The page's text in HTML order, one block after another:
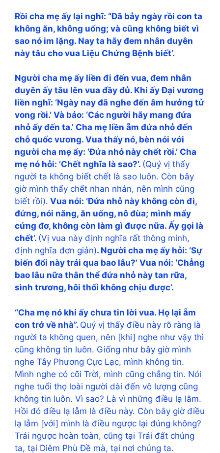
Rồi cha mẹ ấy lại nghĩ: “Đã bảy ngày rồi con ta
không ăn, không uống; và cũng không biết vì
sao nó im lặng. Nay ta hãy đem nhân duyên
này tâu cho vua Liệu Chứng Bệnh biết’.
Người cha mẹ ấy liền đi đến vua, đem nhân
duyên ấy tâu lên vua đầy đủ. Khi ấy Đại vương
liền nghĩ: ‘Ngày nay đã nghe đến âm hưởng tử
vong rồi.’ Và bảo: ‘Các người hãy mang đứa
nhỏ ấy đến ta.’ Cha mẹ liền ẵm đứa nhỏ đến
chỗ quốc vương. Vua thấy nó, bèn nói với
người cha mẹ ấy: ‘Đứa nhỏ này chết rồi.’ Cha
mẹ nó hỏi: ‘Chết nghĩa là sao?’. (Quý vị thấy
người ta không biết chết là sao luôn. Còn bây
giờ mình thấy chết nhan nhản, nên mình cũng
biết rồi). Vua nói: ‘Đứa nhỏ này không còn đi,
đứng, nói năng, ăn uống, nô đùa; mình mẩy
cứng đơ, không còn làm gì được nữa. Ấy gọi là
chết’. (Vị vua này định nghĩa rất thông minh,
định nghĩa đơn giản). Người cha mẹ ấy hỏi: ‘Sự
biến đổi này trải qua bao lâu?’ Vua nói: ‘Chẳng
bao lâu nữa thân thể đứa nhỏ này tan rữa,
sình trương, hôi thối không chịu được’.
“Cha mẹ nó khi ấy chưa tin lời vua. Họ lại ẵm
con trở về nhà”. Quý vị thấy điều này rõ ràng là
người ta không quen, nên [khi] nghe như vậy thì
cũng không tin luôn. Giống như bây giờ mình
nghe Tây Phương Cực Lạc, mình không tin.
Mình nghe có cõi Trời, mình cũng chẳng tin. Nói
nghe tuổi thọ loài người dài đến vô lượng cũng
không tin luôn. Vì sao? Là vì những điều lạ lẫm.
Hồi đó điều lạ lẫm là điều này. Còn bây giờ điều
lạ lẫm [với] mình là điều ngược lại đúng không?
Trái ngược hoàn toàn, cũng tại Trái đất chúng
ta, tại Diêm Phù Đề mà, tại nơi chúng ta.